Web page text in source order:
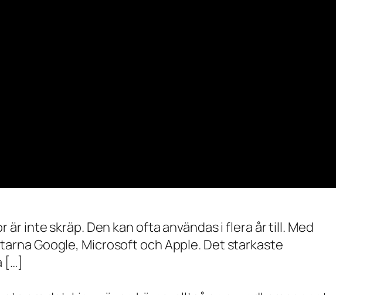
är inte skräp. Den kan ofta användas i flera år till. Med
Google, Microsoft och Apple. Det starkaste
[…]